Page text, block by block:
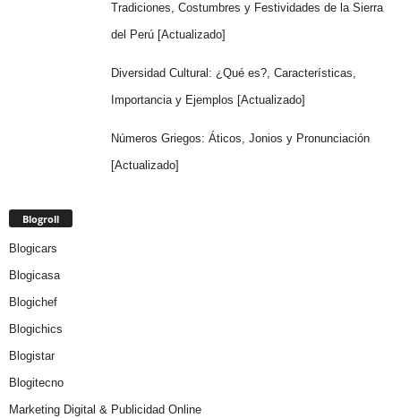
Tradiciones, Costumbres y Festividades de la Sierra
del Perú [Actualizado]
Diversidad Cultural: ¿Qué es?, Características,
Importancia y Ejemplos [Actualizado]
Números Griegos: Áticos, Jonios y Pronunciación
[Actualizado]
Blogroll
Blogicars
Blogicasa
Blogichef
Blogichics
Blogistar
Blogitecno
Marketing Digital & Publicidad Online